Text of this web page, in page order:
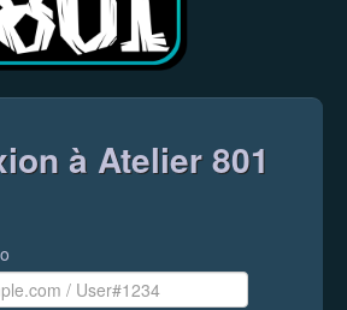
à Atelier 801